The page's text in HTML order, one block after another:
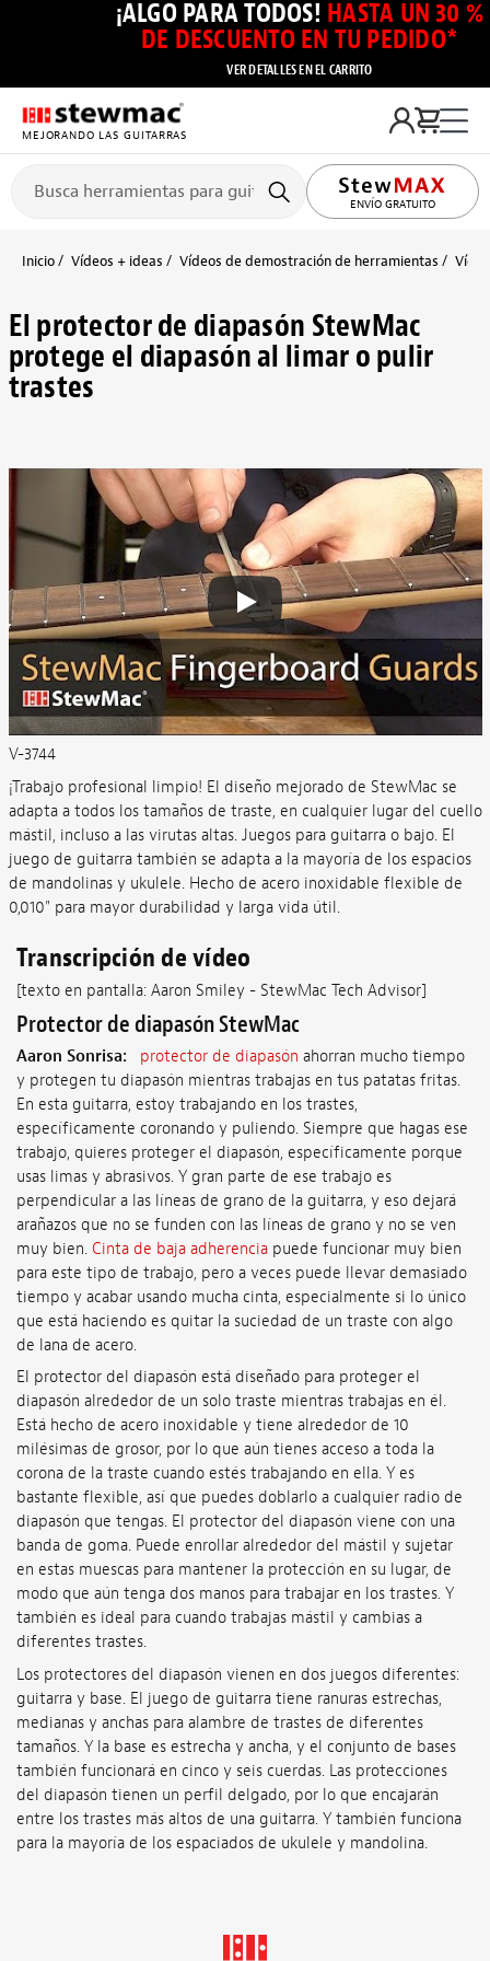
¡ALGO PARA TODOS! HASTA UN 30 %
DE DESCUENTO EN TU PEDIDO*
VER DETALLES EN EL CARRITO
MEJORANDO LAS GUITARRAS
ENVÍO GRATUITO
Inicio Vídeos + ideas Vídeos de demostración de herramientas
El protector de diapasón StewMac
protege el diapasón al limar o pulir
trastes
V-3744
¡Trabajo profesional limpio! El diseño mejorado de StewMac se
adapta a todos los tamaños de traste, en cualquier lugar del cuello
mástil, incluso a las virutas altas. Juegos para guitarra o bajo. El
juego de guitarra también se adapta a la mayoría de los espacios
de mandolinas y ukulele. Hecho de acero inoxidable flexible de
0,010" para mayor durabilidad y larga vida útil.
Transcripción de vídeo
[texto en pantalla: Aaron Smiley - StewMac Tech Advisor]
Protector de diapasón StewMac
Aaron Sonrisa: protector de diapasón ahorran mucho tiempo
y protegen tu diapasón mientras trabajas en tus patatas fritas.
En esta guitarra, estoy trabajando en los trastes,
específicamente coronando y puliendo. Siempre que hagas ese
trabajo, quieres proteger el diapasón, específicamente porque
usas limas y abrasivos. Y gran parte de ese trabajo es
perpendicular a las líneas de grano de la guitarra, y eso dejará
arañazos que no se funden con las líneas de grano y no se ven
muy bien. Cinta de baja adherencia puede funcionar muy bien
para este tipo de trabajo, pero a veces puede llevar demasiado
tiempo y acabar usando mucha cinta, especialmente si lo único
que está haciendo es quitar la suciedad de un traste con algo
de lana de acero.
El protector del diapasón está diseñado para proteger el
diapasón alrededor de un solo traste mientras trabajas en él.
Está hecho de acero inoxidable y tiene alrededor de 10
milésimas de grosor, por lo que aún tienes acceso a toda la
corona de la traste cuando estés trabajando en ella. Y es
bastante flexible, así que puedes doblarlo a cualquier radio de
diapasón que tengas. El protector del diapasón viene con una
banda de goma. Puede enrollar alrededor del mástil y sujetar
en estas muescas para mantener la protección en su lugar, de
modo que aún tenga dos manos para trabajar en los trastes. Y
también es ideal para cuando trabajas mástil y cambias a
diferentes trastes.
Los protectores del diapasón vienen en dos juegos diferentes:
guitarra y base. El juego de guitarra tiene ranuras estrechas,
medianas y anchas para alambre de trastes de diferentes
tamaños. Y la base es estrecha y ancha, y el conjunto de bases
también funcionará en cinco y seis cuerdas. Las protecciones
del diapasón tienen un perfil delgado, por lo que encajarán
entre los trastes más altos de una guitarra. Y también funciona
para la mayoría de los espaciados de ukulele y mandolina.